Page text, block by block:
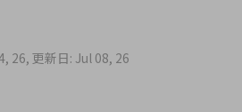
26, 更新日: Jul 08, 26